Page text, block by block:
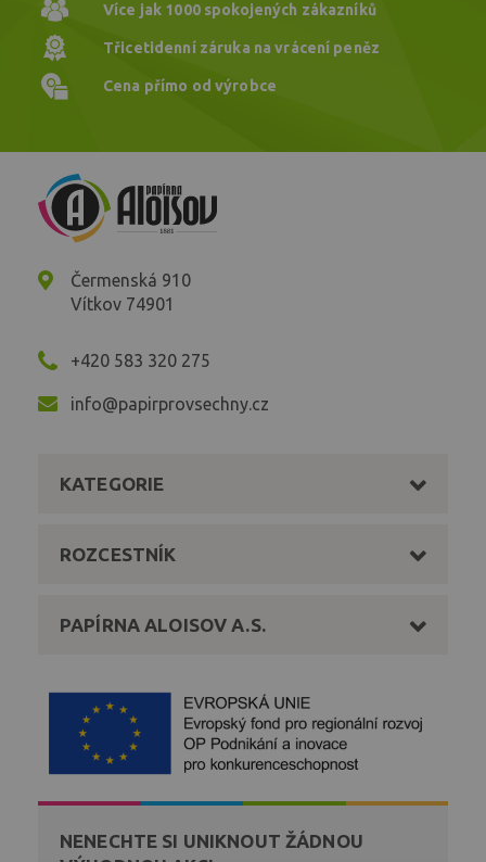
Více jak 1000spokojených zákazníků
Třicetidenní záruka na vrácení peněz
Cena přímo od výrobce
Čermenská 910
Vítkov 74901
+420 583 320 275
info@papirprovsechny.cz
KATEGORIE
ROZCESTNÍK
PAPÍRNA ALOISOV A.S.
NENECHTE SI UNIKNOUT ŽÁDNOU